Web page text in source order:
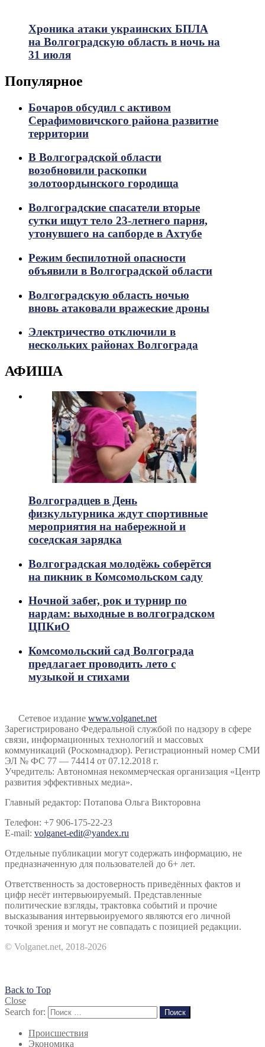
Хроника атаки украинских БПЛА
на Волгоградскую область в ночь на
31 июля
Популярное
Бочаров обсудил с активом
Серафимовичского района развитие
территории
В Волгоградской области
возобновили раскопки
золотоордынского городища
Волгоградские спасатели вторые
сутки ищут тело 23-летнего парня,
утонувшего на сапборде в Ахтубе
Режим беспилотной опасности
объявили в Волгоградской области
Волгоградскую область ночью
вновь атаковали вражеские дроны
Электричество отключили в
нескольких районах Волгограда
АФИША
Волгоградцев в День
физкультурника ждут спортивные
мероприятия на набережной и
соседская зарядка
Волгоградская молодёжь соберётся
на пикник в Комсомольском саду
Ночной забег, рок и турнир по
нардам: выходные в волгоградском
ЦПКиО
Комсомольский сад Волгограда
предлагает проводить лето с
музыкой и стихами
Сетевое издание www.volganet.net
Зарегистрировано Федеральной службой по надзору в сфере
связи, информационных технологий и массовых
коммуникаций (Роскомнадзор). Регистрационный номер СМИ
ЭЛ № ФС 77 — 74414 от 07.12.2018 г.
Учредитель: Автономная некоммерческая организация «Центр
развития эффективных медиа».
Главный редактор: Потапова Ольга Викторовна
Телефон: +7 906-175-22-23
E-mail: volganet-edit@yandex.ru
Отдельные публикации могут содержать информацию, не
предназначенную для пользователей до 6+ лет.
Ответственность за достоверность приведённых фактов и
цифр несёт интервьюируемый. Представленные
политические взгляды, трактовка событий и прочие
высказывания интервьюируемого являются его личной
точкой зрения и могут не совпадать с позицией редакции.
© Volganet.net, 2018-2026
Back to Top
Close
Search for:
Поиск
Происшествия
Экономика